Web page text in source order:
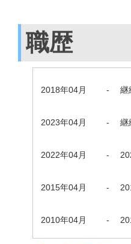
職歴
2018年04月 - 継
2023年04月 - 継
2022年04月 -
2015年04月 -
2010年04月 -